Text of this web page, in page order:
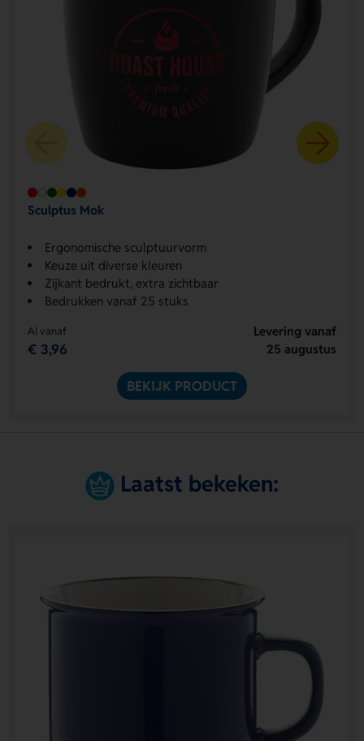
Sculptus Mok
Ergonomische sculptuurvorm
Keuze uit diverse kleuren
Zijkant bedrukt, extra zichtbaar
Bedrukken vanaf 25 stuks
Al vanaf
€ 3,96
Levering vanaf
25 augustus
BEKIJK PRODUCT
Laatst bekeken: